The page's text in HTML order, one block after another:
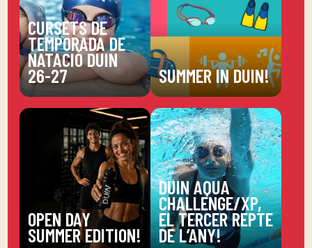
CURSETS DE
TEMPORADA DE
NATACIÓ DUIN
26-27 SUMMER IN DUIN!
OPEN DAY
SUMMER EDITION!
DUIN AQUA
CHALLENGE/XP,
EL TERCER REPTE
DE L’ANY!